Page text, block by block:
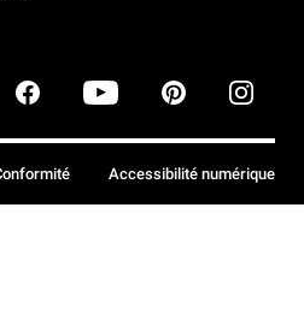
Accessibilité numérique